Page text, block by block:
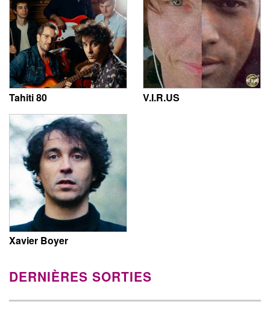
Tahiti 80 V.I.R.US
Xavier Boyer
DERNIÈRES SORTIES